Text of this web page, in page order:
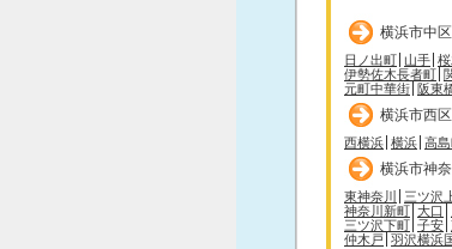
横浜市中区
日ノ出町 山手
伊勢佐木長者町
元町中華街 阪東
横浜市西区
西横浜 横浜 高
横浜市神
東神奈川 三ツ沢
神奈川新町 大口
三ツ沢下町 子安
仲木戸 羽沢横浜